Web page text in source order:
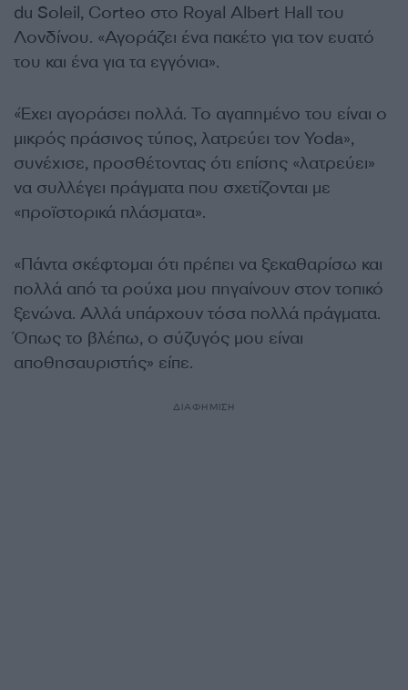
du Soleil, Corteo στο Royal Albert Hall του
Λονδίνου. «Αγοράζει ένα πακέτο για τον ευατό
του και ένα για τα εγγόνια».
«Έχει αγοράσει πολλά. Το αγαπημένο του είναι ο
μικρός πράσινος τύπος, λατρεύει τον Yoda»,
συνέχισε, προσθέτοντας ότι επίσης «λατρεύει»
να συλλέγει πράγματα που σχετίζονται με
«προϊστορικά πλάσματα».
«Πάντα σκέφτομαι ότι πρέπει να ξεκαθαρίσω και
πολλά από τα ρούχα μου πηγαίνουν στον τοπικό
ξενώνα. Αλλά υπάρχουν τόσα πολλά πράγματα.
Όπως το βλέπω, ο σύζυγός μου είναι
αποθησαυριστής» είπε.
ΔΙΑΦΗΜΙΣΗ